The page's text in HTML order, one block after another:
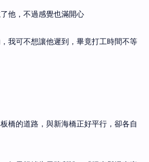
他，不過感覺也滿開心
我可不想讓他遲到，畢竟打工時間不等
橋的道路，與新海橋正好平行，卻各自